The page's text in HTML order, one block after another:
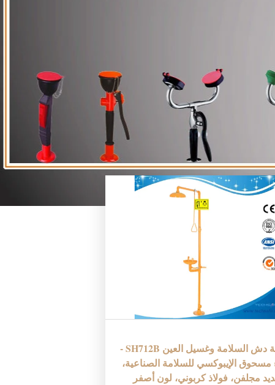
محطة دش السلامة وغسيل العين SH712B -
مسحوق الإيبوكسي للسلامة الصناعية،
مجلفن، فولاذ كربوني، لون أصفر